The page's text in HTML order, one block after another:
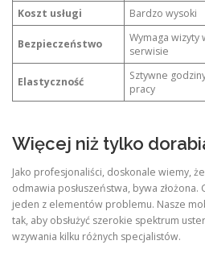
Koszt usługi
Bardzo wysoki
Bezpieczeństwo
Wymaga wizyty
serwisie
Elastyczność
Sztywne
pracy
Więcej niż tylko
Jako profesjonaliści, doskonale wiemy,
odmawia posłuszeństwa, bywa
jeden z elementów problemu. Nasze
tak, aby obsłużyć szerokie spektrum
wzywania kilku różnych specjalistów.